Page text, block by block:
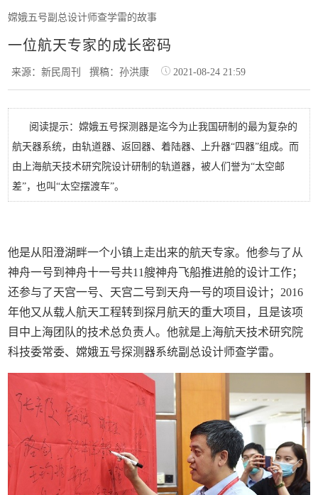
嫦娥五号副总设计师查学雷的故事
一位航天专家的成长密码
来源：新民周刊撰稿：孙洪康 2021-08-24 21:59
阅读提示：嫦娥五号探测器是迄今为止我国研制的最为复杂的
航天器系统，由轨道器、返回器、着陆器、上升器“四器”组成。而
由上海航天技术研究院设计研制的轨道器，被人们誉为“太空邮
差”，也叫“太空摆渡车”。
他是从阳澄湖畔一个小镇上走出来的航天专家。他参与了从
神舟一号到神舟十一号共11艘神舟飞船推进舱的设计工作；
还参与了天宫一号、天宫二号到天舟一号的项目设计；2016
年他又从载人航天工程转到探月航天的重大项目，且是该项
目中上海团队的技术总负责人。他就是上海航天技术研究院
科技委常委、嫦娥五号探测器系统副总设计师查学雷。